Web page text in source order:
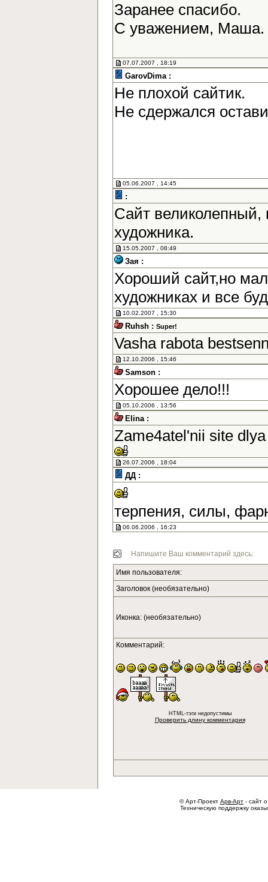
Заранее спасибо.
С уважением, Маша.
07.07.2007 , 18:19
GarovDima :
Не плохой сайтик.
Не сдержался
05.06.2007 , 14:45
:
Сайт великолепный,
художника.
15.05.2007 , 08:49
Зая :
Хороший сайт,но
художниках и все
10.02.2007 , 15:30
Ruhsh : Super!
Vasha rabota
12.10.2006 , 15:46
Samson :
Хорошее дело!!!
05.10.2006 , 13:56
Elina :
Zame4atel'nii site
26.07.2006 , 18:04
ДД :
терпения, силы,
06.06.2006 , 16:23
Напишите Ваш комментарий здесь:
Имя пользователя:
Заголовок (необязательно)
Иконка: (необязательно)
Комментарий:
HTML-тэги недопустимы
Проверить длину комментария
© Арт-Проект Арв-Арт - сайт
Техническую поддержку